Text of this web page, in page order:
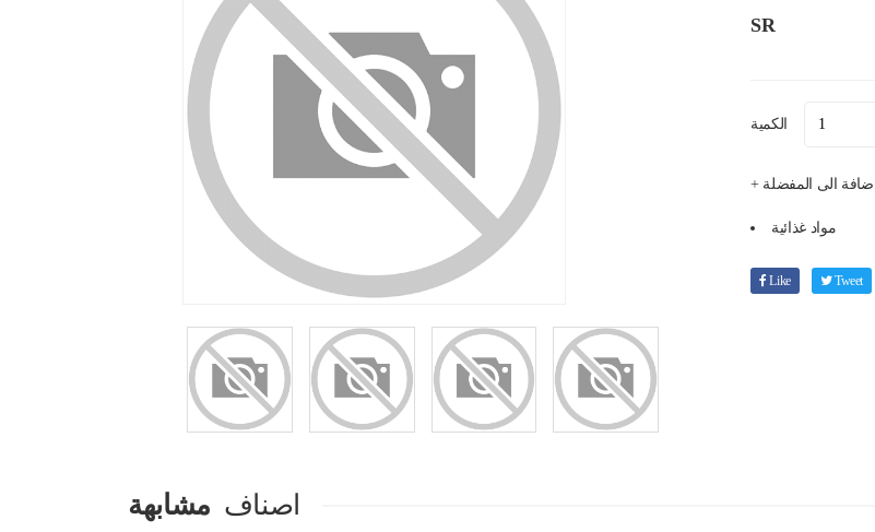
SR
الكمية
+ اضافة الى المفضلة
مواد غذائية
Like Tweet
اصناف مشابهة